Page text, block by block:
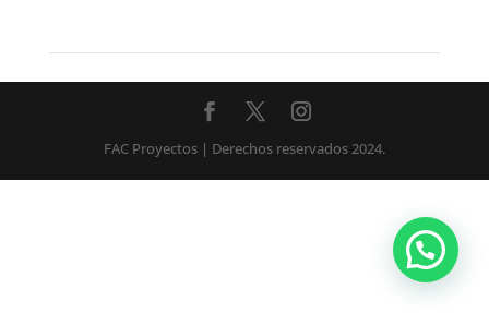
FAC Proyectos | Derechos reservados 2024.